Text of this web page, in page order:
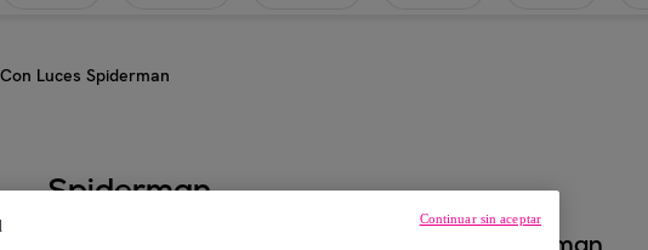
Luces Spiderman
Spiderman
Deportiva Suela Ligera Eva Con Luces Spiderman
Continuar sin aceptar